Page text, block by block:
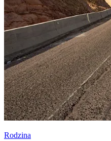
Rodzina